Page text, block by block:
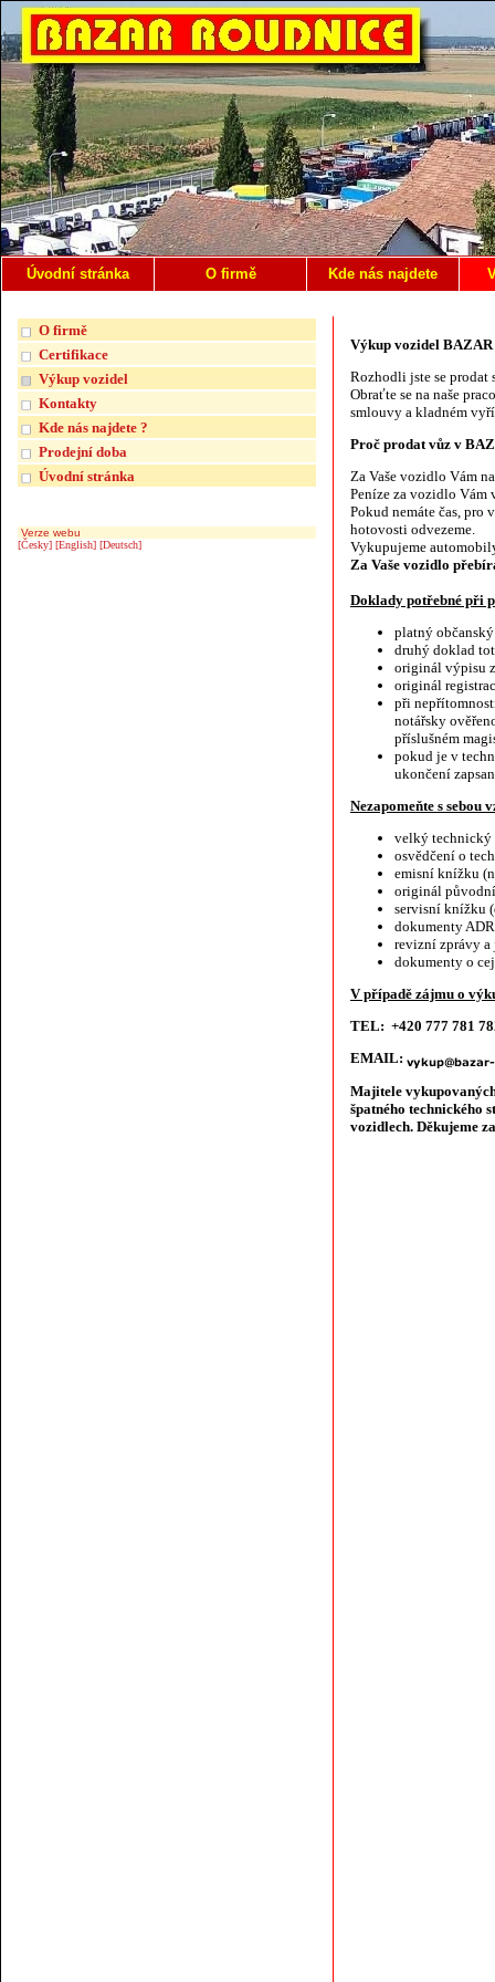
Úvodní stránka O firmě Kde nás najdete
O firmě
Certifikace
Výkup vozidel
Kontakty
Kde nás najdete ?
Prodejní doba
Úvodní stránka
Verze webu
[Česky] [English] [Deutsch]
Výkup vozidel
Rozhodli jste se prodat
Obraťte se na naše
smlouvy a kladném
Proč prodat vůz v
Za Vaše vozidlo Vám
Peníze za vozidlo Vám
Pokud nemáte čas, pro
hotovosti odvezeme.
Vykupujeme
Za Vaše vozidlo
Doklady potřebné při
platný
druhý doklad
originál výpisu
originál
při
notářsky
příslušném
pokud je v
ukončení
Nezapomeňte s
velký technický
osvědčení o
emisní knížku
originál
servisní knížku
dokumenty
revizní zprávy a
dokumenty o
V případě zájmu o
TEL: +420 777 781
EMAIL:
Majitele
špatného technického
vozidlech. Děkujeme